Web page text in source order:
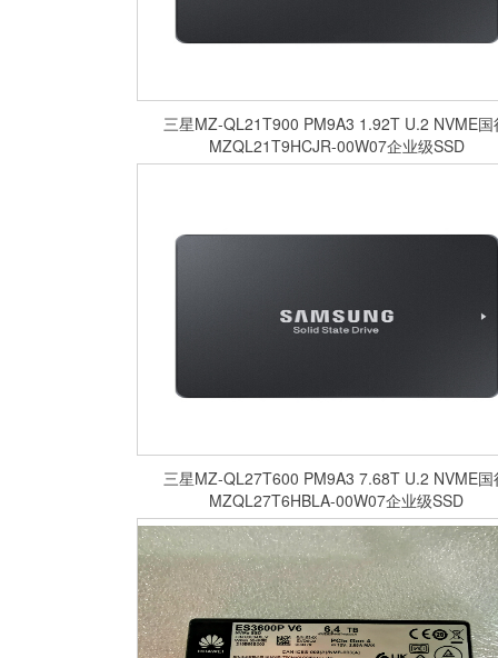
三星MZ-QL21T900 PM9A3 1.92T U.2 NVME国
MZQL21T9HCJR-00W07企业级SSD
三星MZ-QL27T600 PM9A3 7.68T U.2 NVME国
MZQL27T6HBLA-00W07企业级SSD